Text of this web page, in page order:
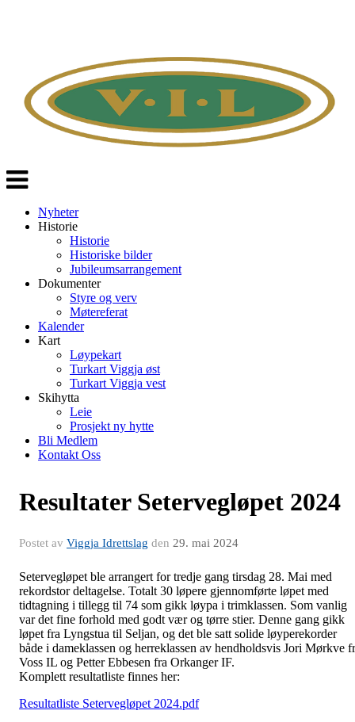
Veksle
navigasjon
Nyheter
Historie
Historie
Historiske bilder
Jubileumsarrangement
Dokumenter
Styre og verv
Møtereferat
Kalender
Kart
Løypekart
Turkart Viggja øst
Turkart Viggja vest
Skihytta
Leie
Prosjekt ny hytte
Bli Medlem
Kontakt Oss
Resultater Setervegløpet 2024
Postet av Viggja Idrettslag den 29. mai 2024
Setervegløpet ble arrangert for tredje gang tirsdag 28. Mai med
rekordstor deltagelse. Totalt 30 løpere gjennomførte løpet med
tidtagning i tillegg til 74 som gikk løypa i trimklassen. Som vanlig
var det fine forhold med godt vær og tørre stier. Denne gang gikk
løpet fra Lyngstua til Seljan, og det ble satt solide løyperekorder
både i dameklassen og herreklassen av hendholdsvis Jori Mørkve
Voss IL og Petter Ebbesen fra Orkanger IF.
Komplett resultatliste finnes her:
Resultatliste Setervegløpet 2024.pdf